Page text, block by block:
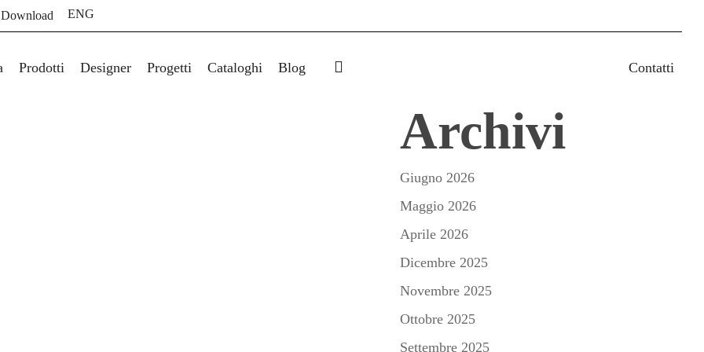
ENG
Prodotti Designer Progetti Cataloghi Blog Contatti
Archivi
Giugno 2026
Maggio 2026
Aprile 2026
Dicembre 2025
Novembre 2025
Ottobre 2025
Settembre 2025